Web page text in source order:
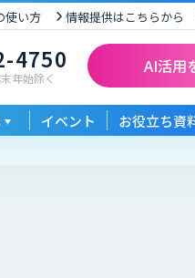
使い方 情報提供はこちらから
4750
年始除く
AI活用
イベント お役立ち資